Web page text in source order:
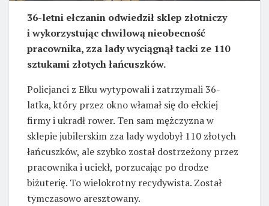
36-letni ełczanin odwiedził sklep złotniczy
i wykorzystując chwilową nieobecność
pracownika, zza lady wyciągnął tacki ze 110
sztukami złotych łańcuszków.
Policjanci z Ełku wytypowali i zatrzymali 36-
latka, który przez okno włamał się do ełckiej
firmy i ukradł rower. Ten sam mężczyzna w
sklepie jubilerskim zza lady wydobył 110 złotych
łańcuszków, ale szybko został dostrzeżony przez
pracownika i uciekł, porzucając po drodze
biżuterię. To wielokrotny recydywista. Został
tymczasowo aresztowany.